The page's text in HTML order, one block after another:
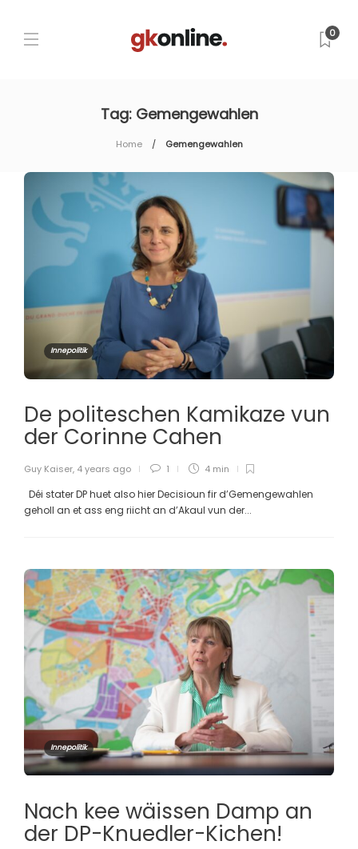
0
Tag: Gemengewahlen
Home Gemengewahlen
Innepolitik
De politeschen Kamikaze vun
der Corinne Cahen
Guy Kaiser, 4 years ago 1 4 min
Déi stater DP huet also hier Decisioun fir d’Gemengewahlen
geholl an et ass eng riicht an d’Akaul vun der...
Innepolitik
Nach kee wäissen Damp an
der DP-Knuedler-Kichen!